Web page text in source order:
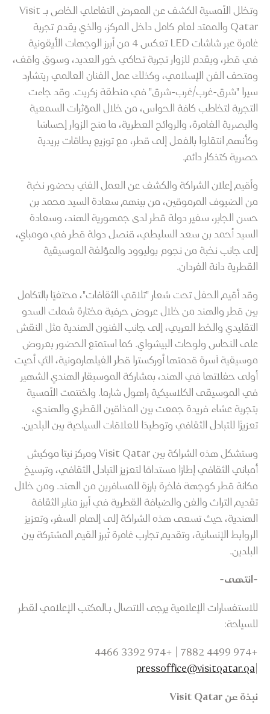
وتخلل الأمسية الكشف عن المعرض التفاعلي الخاص بـ Visit
Qatar والممتد لعام كامل داخل المركز، والذي يقدم تجربة
غامرة عبر شاشات LED تعكس 4 من أبرز الوجهات الأيقونية
في قطر، ويقدم للزوار تجربة تحاكي خور العديد، وسوق واقف،
ومتحف الفن الإسلامي، وكذلك عمل الفنان العالمي ريتشارد
سيرا "شرق-غرب/غرب-شرق" في منطقة زكريت. وقد جاءت
التجربة لتخاطب كافة الحواس، من خلال المؤثرات السمعية
والبصرية الغامرة، والروائح العطرية، ما منح الزوار إحساسًا
وكأنهم انتقلوا بالفعل إلى قطر، مع توزيع بطاقات بريدية
حصرية كتذكار دائم.
وأقيم إعلان الشراكة والكشف عن العمل الفني بحضور نخبة
من الضيوف المرموقين، من بينهم سعادة السيد محمد بن
حسن الجابر، سفير دولة قطر لدى جمهورية الهند، وسعادة
السيد أحمد بن سعد السليطي، قنصل دولة قطر في مومباي،
إلى جانب نخبة من نجوم بوليوود والمؤلفة الموسيقية
القطرية دانة الفردان.
وقد أقيم الحفل تحت شعار "تلاقي الثقافات"، محتفيًا بالتكامل
بين قطر والهند من خلال عروض حرفية مختارة شملت السدو
التقليدي والخط العربي، إلى جانب الفنون الهندية مثل النقش
على النحاس ولوحات البيشواي. كما استمتع الحضور بعروض
موسيقية آسرة قدمتها أوركسترا قطر الفيلهارمونية، التي أحيت
أولى حفلاتها في الهند، بمشاركة الموسيقار الهندي الشهير
في الموسيقى الكلاسيكية راهول شارما. واختتمت الأمسية
بتجربة عشاء فريدة جمعت بين المذاقين القطري والهندي،
تعزيزًا للتبادل الثقافي وتوطيدًا للعلاقات السياحية بين البلدين.
وستشكل هذه الشراكة بين Visit Qatar ومركز نيتا موكيش
أمباني الثقافي إطارًا مستدامًا لتعزيز التبادل الثقافي، وترسيخ
مكانة قطر كوجهة فاخرة بارزة للمسافرين من الهند. ومن خلال
تقديم التراث والفن والضيافة القطرية في أبرز منابر الثقافة
الهندية، حيث تسعى هذه الشراكة إلى إلهام السفر، وتعزيز
الروابط الإنسانية، وتقديم تجارب غامرة تُبرز القيم المشتركة بين
البلدين.
-انتهى-
للاستفسارات الإعلامية يرجى الاتصال بـالمكتب الإعلامي لقطر
للسياحة:
+974 4499 7882 | +974 3392 4466
pressoffice@visitqatar.qa
نبذة عن Visit Qatar